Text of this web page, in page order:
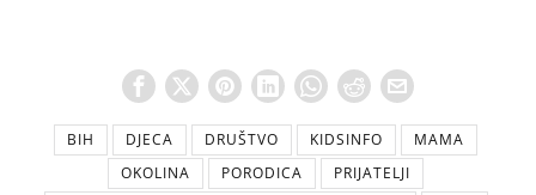
BIH DJECA DRUŠTVO KIDSINFO
MAMA
OKOLINA
PORODICA
PRIJATELJI